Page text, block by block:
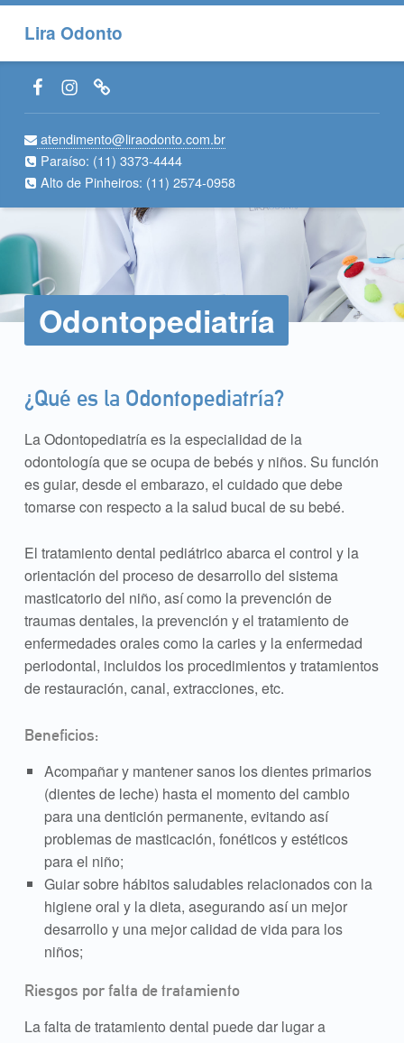
Lira Odonto
Facebook LiraOdonto
Instagram LiraOdonto
Site LiraOdonto
atendimento@liraodonto.com.br
Paraíso: (11) 3373-4444
Alto de Pinheiros: (11) 2574-0958
Odontopediatría
¿Qué es la Odontopediatría?
La Odontopediatría es la especialidad de la
odontología que se ocupa de bebés y niños. Su función
es guiar, desde el embarazo, el cuidado que debe
tomarse con respecto a la salud bucal de su bebé.
El tratamiento dental pediátrico abarca el control y la
orientación del proceso de desarrollo del sistema
masticatorio del niño, así como la prevención de
traumas dentales, la prevención y el tratamiento de
enfermedades orales como la caries y la enfermedad
periodontal, incluidos los procedimientos y tratamientos
de restauración, canal, extracciones, etc.
Beneficios:
Acompañar y mantener sanos los dientes primarios
(dientes de leche) hasta el momento del cambio
para una dentición permanente, evitando así
problemas de masticación, fonéticos y estéticos
para el niño;
Guiar sobre hábitos saludables relacionados con la
higiene oral y la dieta, asegurando así un mejor
desarrollo y una mejor calidad de vida para los
niños;
Riesgos por falta de tratamiento
La falta de tratamiento dental puede dar lugar a